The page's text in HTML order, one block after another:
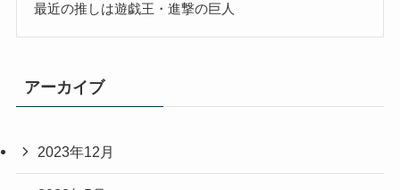
最近の推しは遊戯王・進撃の巨人
アーカイブ
2023年12月